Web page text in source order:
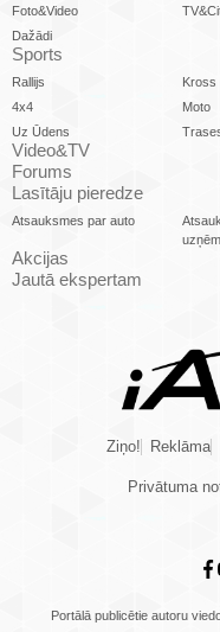
Foto&Video
Dažādi
Sports
Rallijs Kross
4x4
Moto
Uz Ūdens
Video&TV
Forums
Lasītāju pieredze
Atsauksmes par auto
Akcijas
Jautā ekspertam
Ziņo! Reklāma
Privātuma
Portālā publicētie autoru